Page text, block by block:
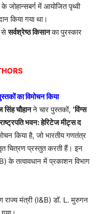
जोहान्सबर्ग में आयोजित पृथ्वी
किया गया था।
सेसर्वश्रेष्ठ किसानका पुरस्कार
का विमोचन किया
सिंह चौहानने चार पुस्तकों, ‘विंग्स
राष्ट्रपति भवन: हेरिटेज मीट्स द
किया है, जो भारतीय गणतंत्र
चित्रण प्रस्तुत करती हैं। इन
के तत्वावधान में प्रकाशन विभाग
राज्य मंत्री (I&B) डॉ. L. मुरुगन